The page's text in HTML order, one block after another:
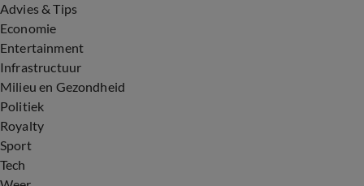
Advies & Tips
Economie
Entertainment
Infrastructuur
Milieu en Gezondheid
Politiek
Royalty
Sport
Tech